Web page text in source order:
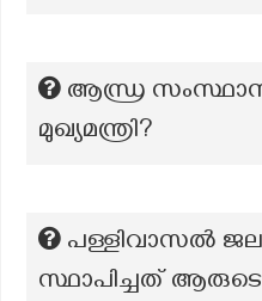
ആന്ധ്ര
മുഖ്യമന്ത്രി?
പള്ളിവാസൽ
സ്ഥാപിച്ചത്